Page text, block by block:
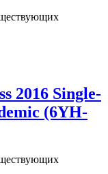
2016 Single-
(6YH-